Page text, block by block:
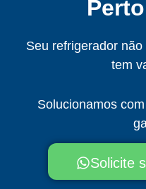
Seu refrigerador
tem
Solucionamos
Solicite